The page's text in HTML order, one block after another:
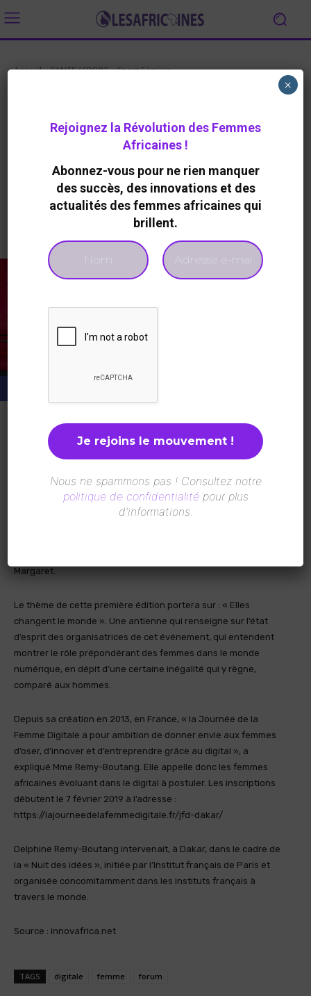
Accueil SANTE / SPORT Sport Féminin
première édition du trophée de
la femme africaine digitale
Redaction 2 Février 2019
Twitter
Pour la première fois, une Journée de la femme digitale se
tiendra en Afrique. L’événement aura lieu le 13 juin 2019, à
Dakar. Selon Delphine Remy-Boutang fondatrice et CEO de The
Bureau, et co-organisatrice de « la Journée de la femme
digitale africaine sera l’occasion de distinguer et récompenser
la femme africaine qui se serait mieux distinguée dans
Margaret.
Le thème de cette première édition portera sur : « Elles
changent le monde ». Une antienne qui renseigne sur l’état
d’esprit des organisatrices de cet événement, qui entendent
montrer le rôle prépondérant des femmes dans le monde
numérique, en dépit d’une certaine inégalité qui y règne,
comparé aux hommes.
Depuis sa création en 2013, en France, « la Journée de la
Femme Digitale a pour ambition de donner envie aux femmes
d’oser, d’innover et d’entreprendre grâce au digital », a
expliqué Mme Remy-Boutang. Elle appelle donc les femmes
africaines évoluant dans le digital à postuler. Les inscriptions
débutent le 7 février 2019 à l’adresse :
https://lajourneedelafemmedigitale.fr/jfd-dakar/
Delphine Remy-Boutang intervenait, à Dakar, dans le cadre de
la « Nuit des idées », initiée par l’Institut français de Paris et
organisée concomitamment dans les instituts français à
travers le monde.
Source : innovafrica.net
TAGS digitale femme forum
Rejoignez la Révolution des Femmes
Africaines !
Abonnez-vous pour ne rien manquer
des succès, des innovations et des
actualités des femmes africaines qui
brillent.
Nous ne spammons pas ! Consultez notre
politique de confidentialitépour plus
d’informations.
×